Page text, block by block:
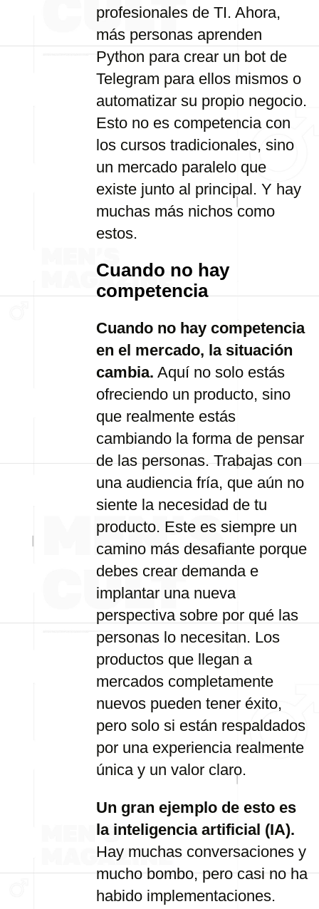
profesionales de TI. Ahora,
más personas aprenden
Python para crear un bot de
Telegram para ellos mismos o
automatizar su propio negocio.
Esto no es competencia con
los cursos tradicionales, sino
un mercado paralelo que
existe junto al principal. Y hay
muchas más nichos como
estos.
Cuando no hay
competencia
Cuando no hay competencia
en el mercado, la situación
cambia. Aquí no solo estás
ofreciendo un producto, sino
que realmente estás
cambiando la forma de pensar
de las personas. Trabajas con
una audiencia fría, que aún no
siente la necesidad de tu
producto. Este es siempre un
camino más desafiante porque
debes crear demanda e
implantar una nueva
perspectiva sobre por qué las
personas lo necesitan. Los
productos que llegan a
mercados completamente
nuevos pueden tener éxito,
pero solo si están respaldados
por una experiencia realmente
única y un valor claro.
Un gran ejemplo de esto es
la inteligencia artificial (IA).
Hay muchas conversaciones y
mucho bombo, pero casi no ha
habido implementaciones.